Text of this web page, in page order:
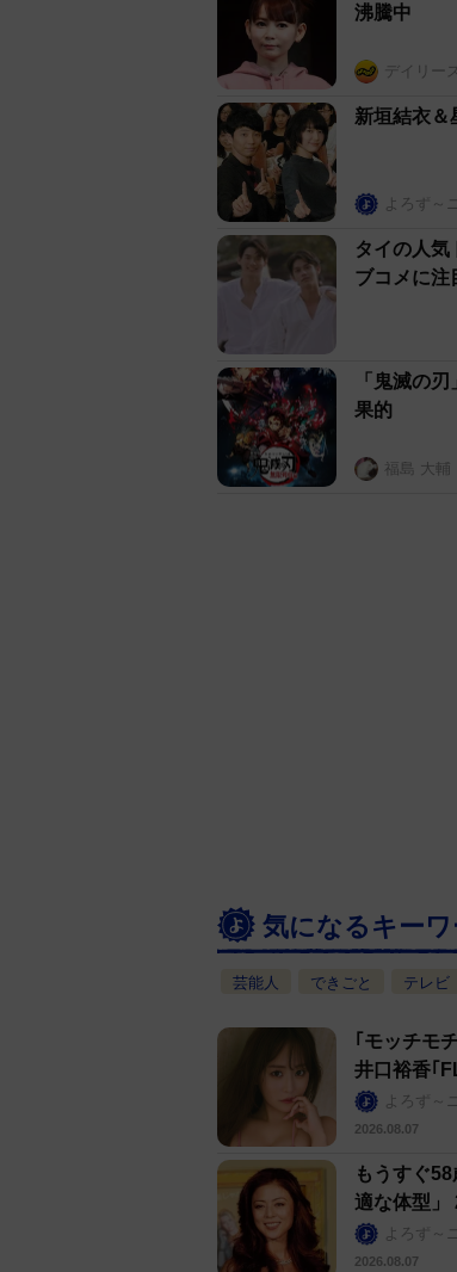
沸騰中
デイリー
新垣結衣＆
よろず～
タイの人
ブコメに注
「鬼滅の
果的
福島 大輔
気になるキーワ
芸能人 できごと テレビ
｢モッチモ
井口裕香｢
よろず～
2026.08.07
もうすぐ
適な体型」
よろず～
2026.08.07